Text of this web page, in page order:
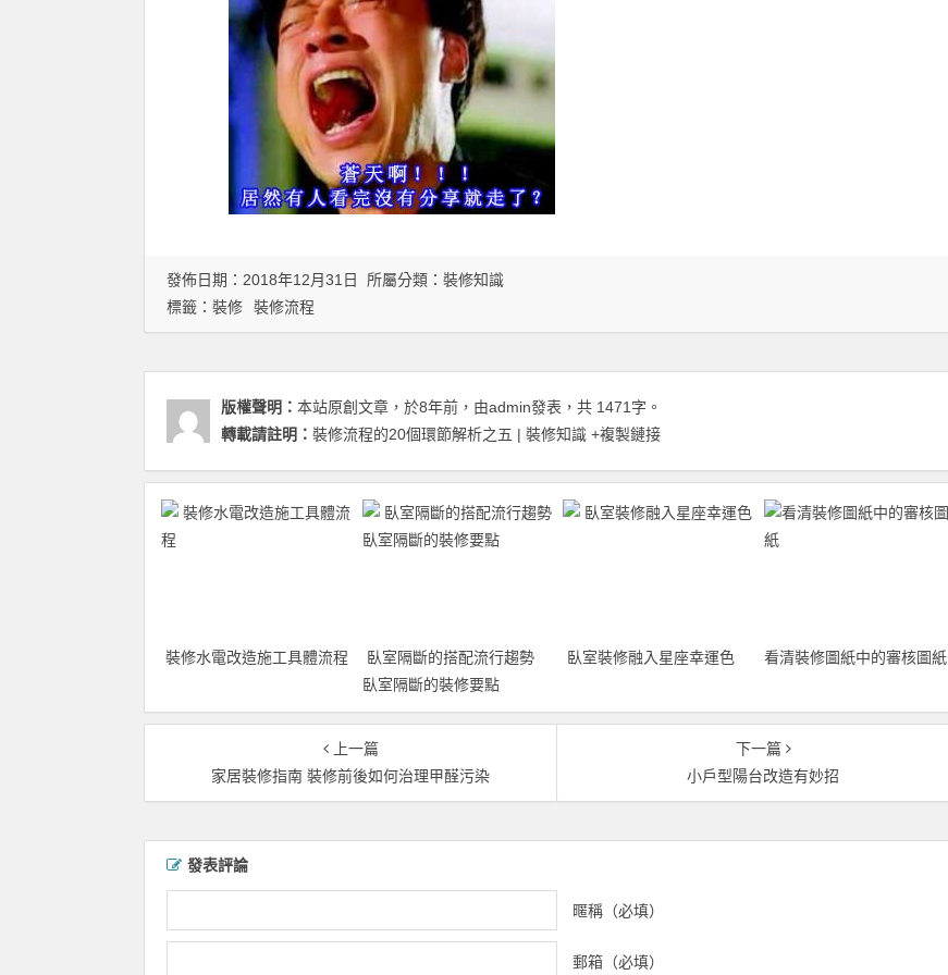
發佈日期：2018年12月31日 所屬分類： 裝修知識
標籤： 裝修 裝修流程
版權聲明： 本站原創文章，於8年前，由admin發表，共 1471字。
轉載請註明： 裝修流程的20個環節解析之五 | 裝修知識 +複製鏈接
裝修水電改造施工具體流程
臥室隔斷的搭配流行趨勢
臥室隔斷的裝修要點
臥室裝修融入星座幸運色 看清裝修圖紙中的審核圖紙
上一篇
家居裝修指南 裝修前後如何治理甲醛污染
下一篇
小戶型陽台改造有妙招
發表評論
暱稱（必填）
郵箱（必填）